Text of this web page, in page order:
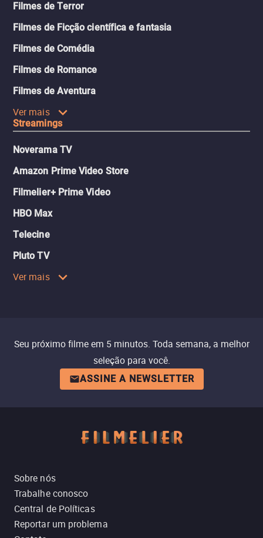
Filmes de Terror
Filmes de Ficção científica e fantasia
Filmes de Comédia
Filmes de Romance
Filmes de Aventura
Ver mais
Streamings
Noverama TV
Amazon Prime Video Store
Filmelier+ Prime Video
HBO Max
Telecine
Pluto TV
Ver mais
Seu próximo filme em 5 minutos. Toda semana, a melhor
seleção para você.
ASSINE A NEWSLETTER
Sobre nós
Trabalhe conosco
Central de Políticas
Reportar um problema